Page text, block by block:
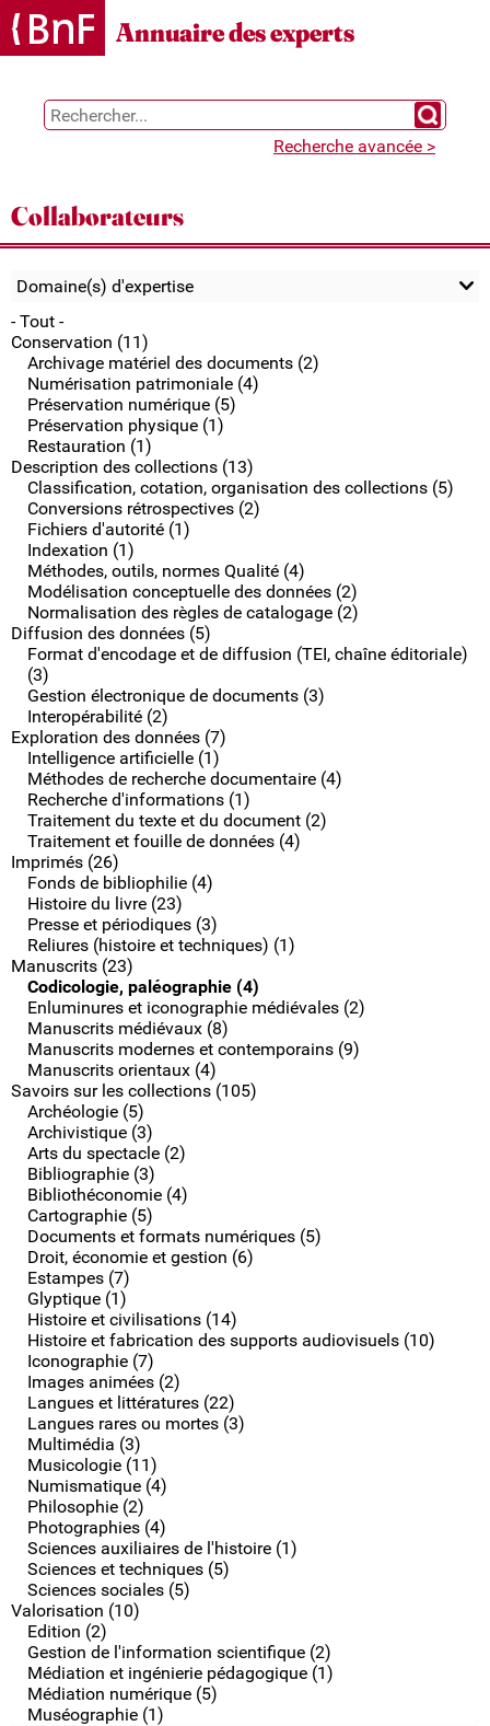
Gestion des cookies
Annuaire des experts
Chercher
Recherche avancée >
Collaborateurs
Domaine(s) d'expertise
- Tout -
Conservation (11)
Archivage matériel des documents (2)
Numérisation patrimoniale (4)
Préservation numérique (5)
Préservation physique (1)
Restauration (1)
Description des collections (13)
Classification, cotation, organisation des collections (5)
Conversions rétrospectives (2)
Fichiers d'autorité (1)
Indexation (1)
Méthodes, outils, normes Qualité (4)
Modélisation conceptuelle des données (2)
Normalisation des règles de catalogage (2)
Diffusion des données (5)
Format d'encodage et de diffusion (TEI, chaîne éditoriale)
(3)
Gestion électronique de documents (3)
Interopérabilité (2)
Exploration des données (7)
Intelligence artificielle (1)
Méthodes de recherche documentaire (4)
Recherche d'informations (1)
Traitement du texte et du document (2)
Traitement et fouille de données (4)
Imprimés (26)
Fonds de bibliophilie (4)
Histoire du livre (23)
Presse et périodiques (3)
Reliures (histoire et techniques) (1)
Manuscrits (23)
Codicologie, paléographie (4)
Enluminures et iconographie médiévales (2)
Manuscrits médiévaux (8)
Manuscrits modernes et contemporains (9)
Manuscrits orientaux (4)
Savoirs sur les collections (105)
Archéologie (5)
Archivistique (3)
Arts du spectacle (2)
Bibliographie (3)
Bibliothéconomie (4)
Cartographie (5)
Documents et formats numériques (5)
Droit, économie et gestion (6)
Estampes (7)
Glyptique (1)
Histoire et civilisations (14)
Histoire et fabrication des supports audiovisuels (10)
Iconographie (7)
Images animées (2)
Langues et littératures (22)
Langues rares ou mortes (3)
Multimédia (3)
Musicologie (11)
Numismatique (4)
Philosophie (2)
Photographies (4)
Sciences auxiliaires de l'histoire (1)
Sciences et techniques (5)
Sciences sociales (5)
Valorisation (10)
Edition (2)
Gestion de l'information scientifique (2)
Médiation et ingénierie pédagogique (1)
Médiation numérique (5)
Muséographie (1)